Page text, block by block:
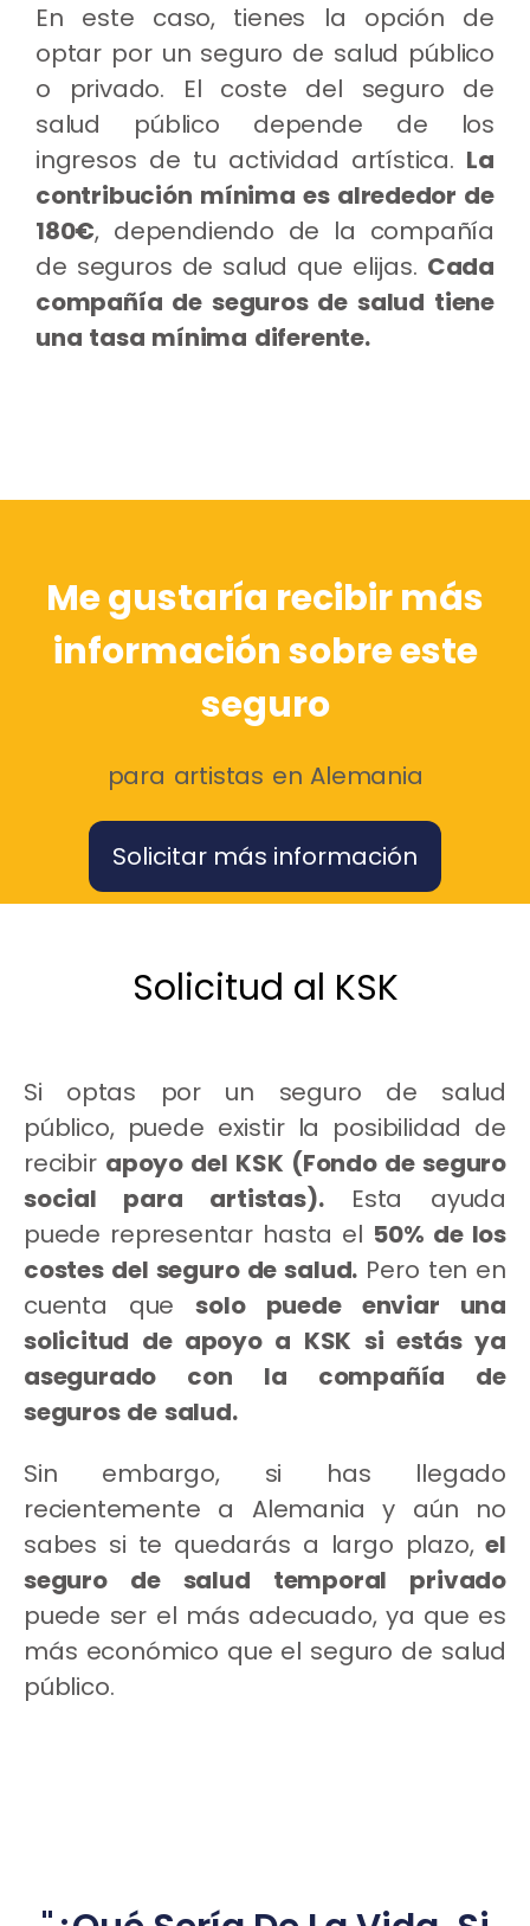
En este caso, tienes la opción de
optar por un seguro de salud público
o privado. El coste del seguro de
salud público depende de los
ingresos de tu actividad artística. La
contribución mínima es alrededor de
180€, dependiendo de la compañía
de seguros de salud que elijas. Cada
compañía de seguros de salud tiene
una tasa mínima diferente.
Me gustaría recibir más
información sobre este
seguro
para artistas en Alemania
Solicitar más información
Solicitud al KSK
Si optas por un seguro de salud
público, puede existir la posibilidad de
recibir apoyo del KSK (Fondo de seguro
social para artistas).Esta ayuda
puede representar hasta el 50% de los
costes del seguro de salud. Pero ten en
cuenta quesolo puede enviar una
solicitud de apoyo a KSK si estás ya
asegurado con la compañía de
seguros de salud.
Sin embargo, si has llegado
recientemente a Alemania y aún no
sabes si te quedarás a largo plazo,el
seguro de salud temporal privado
puede ser el más adecuado, ya que es
más económico que el seguro de salud
público.